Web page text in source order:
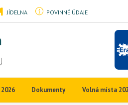
JÍDELNA POVINNÉ ÚDAJE
Dokumenty Volná místa